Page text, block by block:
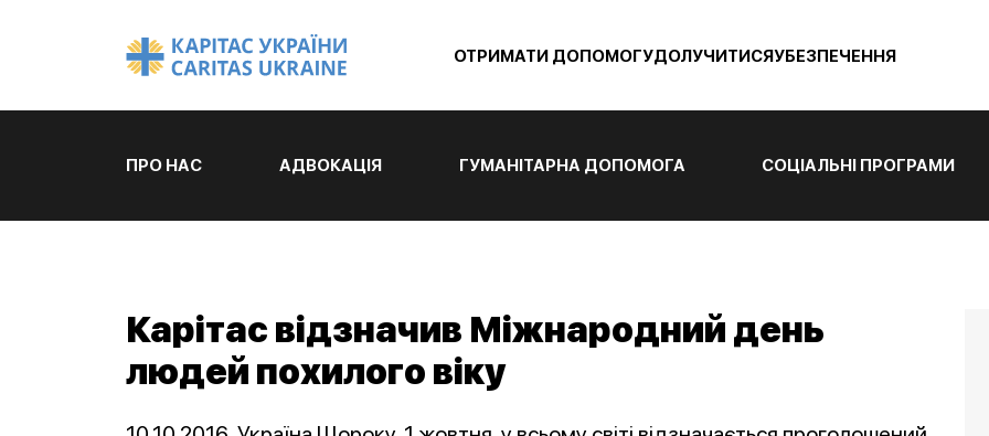
ОТРИМАТИ ДОПОМОГУДОЛУЧИТИСЯУБЕЗПЕЧЕННЯ
ПРО НАС АДВОКАЦІЯ ГУМАНІТАРНА ДОПОМОГА СОЦІАЛЬНІ ПРОГРАМИ
Карітас відзначив Міжнародний день
людей похилого віку